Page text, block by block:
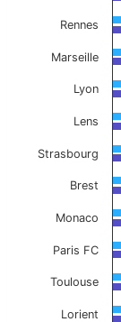
View
The chart
The chart
Rennes
Marseille
Lyon
Lens
Strasbourg
Brest
Monaco
Paris FC
Toulouse
Lorient